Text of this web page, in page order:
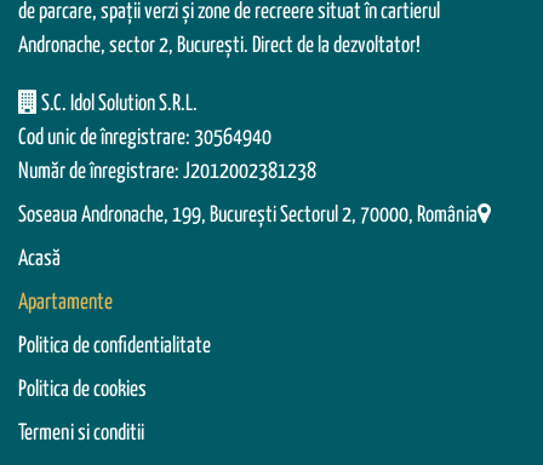
de parcare, spații verzi și zone de recreere situat în cartierul
Andronache, sector 2, București. Direct de la dezvoltator!
S.C. Idol Solution S.R.L.
Cod unic de înregistrare: 30564940
Număr de înregistrare: J2012002381238
Soseaua Andronache, 199, Bucureşti Sectorul 2, 70000, România
Acasă
Apartamente
Politica de confidentialitate
Politica de cookies
Termeni si conditii